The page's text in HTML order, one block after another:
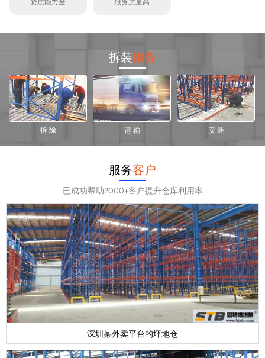
拆装服务
拆 除 运 输 安 装
服务客户
已成功帮助2000+客户提升仓库利用率
深圳某外卖平台的坪地仓